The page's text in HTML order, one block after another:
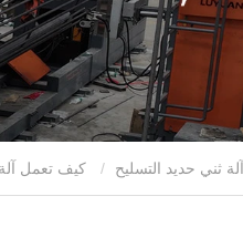
آلة ثني حديد التسليح